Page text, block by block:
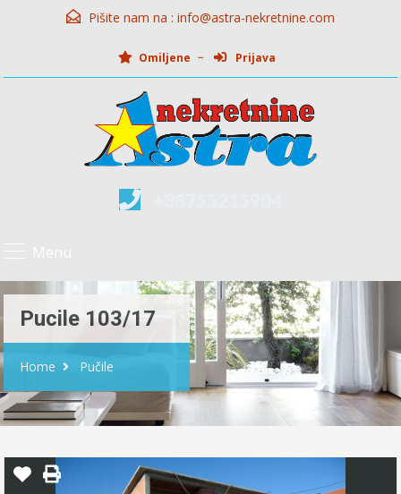
Pišite nam na : info@astra-nekretnine.com
Omiljene Prijava
Pucile 103/17
Home Pučile